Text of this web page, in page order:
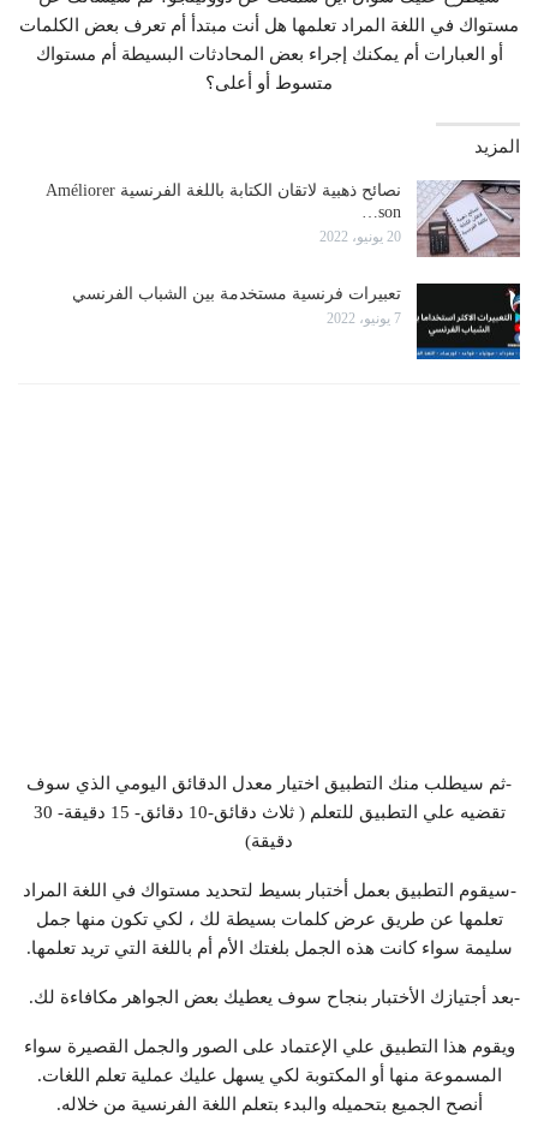
مستواك في اللغة المراد تعلمها هل أنت مبتدأ أم تعرف بعض الكلمات
أو العبارات أم يمكنك إجراء بعض المحادثات البسيطة أم مستواك
متسوط أو أعلى؟
المزيد
نصائح ذهبية لاتقان الكتابة باللغة الفرنسية Améliorer
son…
20 يونيو، 2022
تعبيرات فرنسية مستخدمة بين الشباب الفرنسي
7 يونيو، 2022
-ثم سيطلب منك التطبيق اختيار معدل الدقائق اليومي الذي سوف
تقضيه علي التطبيق للتعلم ( ثلاث دقائق-10 دقائق- 15 دقيقة- 30
دقيقة)
-سيقوم التطبيق بعمل أختبار بسيط لتحديد مستواك في اللغة المراد
تعلمها عن طريق عرض كلمات بسيطة لك ، لكي تكون منها جمل
سليمة سواء كانت هذه الجمل بلغتك الأم أم باللغة التي تريد تعلمها.
-بعد أجتيازك الأختبار بنجاح سوف يعطيك بعض الجواهر مكافاءة لك.
ويقوم هذا التطبيق علي الإعتماد على الصور والجمل القصيرة سواء
المسموعة منها أو المكتوبة لكي يسهل عليك عملية تعلم اللغات.
أنصح الجميع بتحميله والبدء بتعلم اللغة الفرنسية من خلاله.